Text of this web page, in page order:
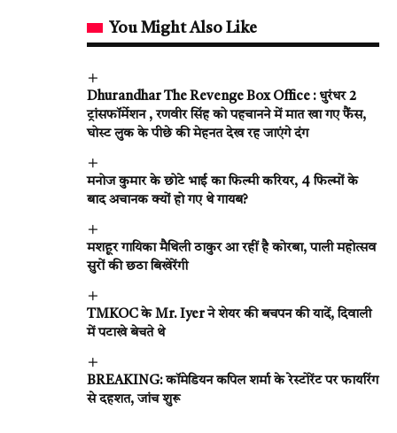
You Might Also Like
Dhurandhar The Revenge Box Office : धुरंधर 2
ट्रांसफॉर्मेशन , रणवीर सिंह को पहचानने में मात खा गए फैंस,
घोस्ट लुक के पीछे की मेहनत देख रह जाएंगे दंग
मनोज कुमार के छोटे भाई का फिल्मी करियर, 4 फिल्मों के
बाद अचानक क्यों हो गए थे गायब?
मशहूर गायिका मैथिली ठाकुर आ रहीं है कोरबा, पाली महोत्सव
सुरों की छठा बिखेरेंगी
TMKOC के Mr. Iyer ने शेयर की बचपन की यादें, दिवाली
में पटाखे बेचते थे
BREAKING: कॉमेडियन कपिल शर्मा के रेस्टोरेंट पर फायरिंग
से दहशत, जांच शुरू